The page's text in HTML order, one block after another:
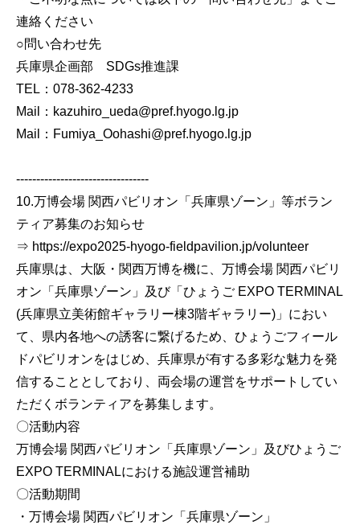
連絡ください
○問い合わせ先
兵庫県企画部 SDGs推進課
TEL：078-362-4233
Mail：kazuhiro_ueda@pref.hyogo.lg.jp
Mail：Fumiya_Oohashi@pref.hyogo.lg.jp
---------------------------------
10.万博会場 関西パビリオン「兵庫県ゾーン」等ボラン
ティア募集のお知らせ
⇒ https://expo2025-hyogo-fieldpavilion.jp/volunteer
兵庫県は、大阪・関西万博を機に、万博会場 関西パビリ
オン「兵庫県ゾーン」及び「ひょうご EXPO TERMINAL
(兵庫県立美術館ギャラリー棟3階ギャラリー)」におい
て、県内各地への誘客に繋げるため、ひょうごフィール
ドパビリオンをはじめ、兵庫県が有する多彩な魅力を発
信することとしており、両会場の運営をサポートしてい
ただくボランティアを募集します。
〇活動内容
万博会場 関西パビリオン「兵庫県ゾーン」及びひょうご
EXPO TERMINALにおける施設運営補助
〇活動期間
・万博会場 関西パビリオン「兵庫県ゾーン」